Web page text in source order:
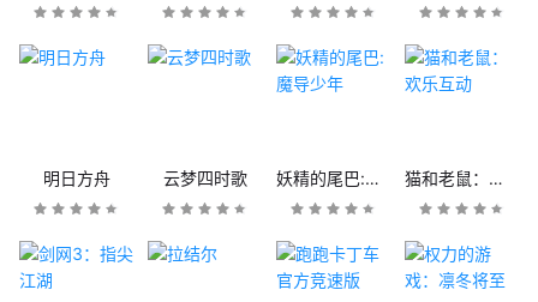
明日方舟 云梦四时歌 妖精的尾巴:魔导少年 猫和老鼠：欢乐互动